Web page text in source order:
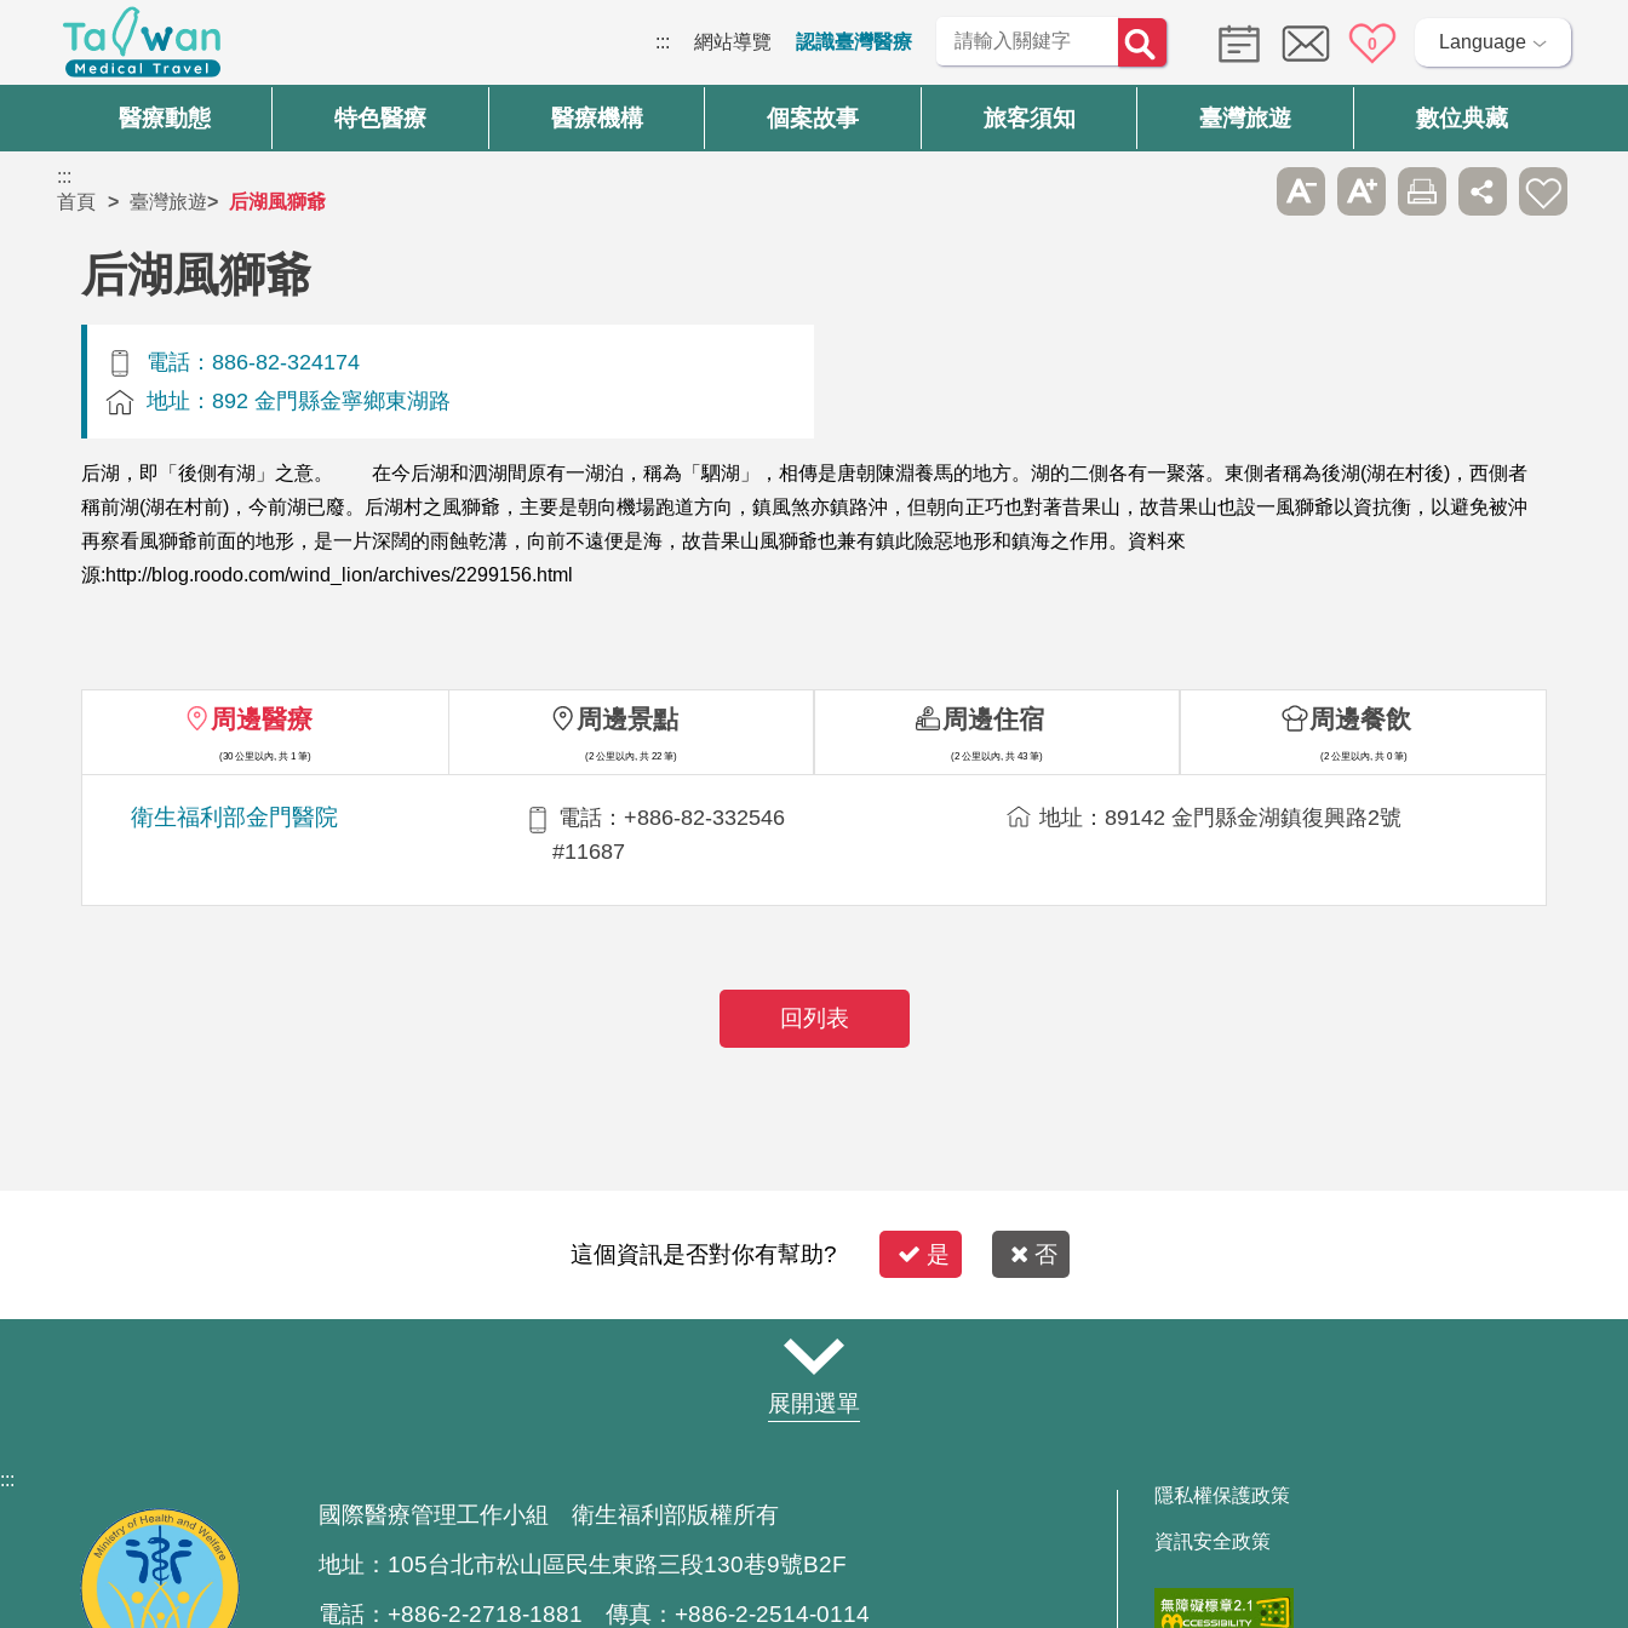
::: 網站導覽 認識臺灣醫療 0 Language
醫療動態 特色醫療 醫療機構 個案故事 旅客須知 臺灣旅遊 數位典藏
:::
首頁
臺灣旅遊 后湖風獅爺
后湖風獅爺
電話：886-82-324174
地址：892 金門縣金寧鄉東湖路
后湖，即「後側有湖」之意。 在今后湖和泗湖間原有一湖泊，稱為「駟湖」，相傳是唐朝陳淵養馬的地方。湖的二側各有一聚落。東側者稱為後湖(湖在村後)，西側者
稱前湖(湖在村前)，今前湖已廢。后湖村之風獅爺，主要是朝向機場跑道方向，鎮風煞亦鎮路沖，但朝向正巧也對著昔果山，故昔果山也設一風獅爺以資抗衡，以避免被沖
再察看風獅爺前面的地形，是一片深闊的雨蝕乾溝，向前不遠便是海，故昔果山風獅爺也兼有鎮此險惡地形和鎮海之作用。資料來
源:http://blog.roodo.com/wind_lion/archives/2299156.html
周邊醫療
(30 公里以內, 共 1 筆)
衛生福利部金門醫院
電話：+886-82-332546
#11687
地址：89142 金門縣金湖鎮復興路2號
周邊景點
(2 公里以內, 共 22 筆)
周邊住宿
(2 公里以內, 共 43 筆)
周邊餐飲
(2 公里以內, 共 0 筆)
回列表
這個資訊是否對你有幫助? 是 否
展開選單
:::
國際醫療管理工作小組 衛生福利部版權所有
地址：105台北市松山區民生東路三段130巷9號B2F
電話：+886-2-2718-1881 傳真：+886-2-2514-0114
隱私權保護政策
資訊安全政策